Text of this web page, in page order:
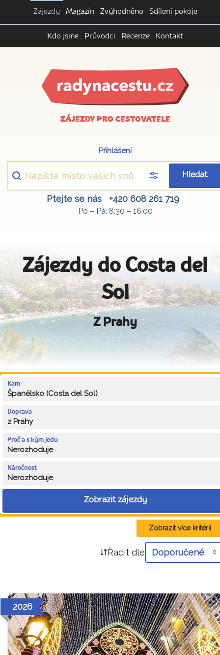
Zájezdy Magazín Zvýhodněno Sdílení pokoje
Kdo jsme Průvodci Recenze Kontakt
ZÁJEZDY PRO CESTOVATELE
Přihlášení
Hledat
Ptejte se nás +420 608 261 719
Po – Pá: 8:30 – 16:00
Zájezdy do Costa del
Sol
Z Prahy
Kam
Španělsko (Costa del Sol)
Doprava
z Prahy
Proč a s kým jedu
Nerozhoduje
Náročnost
Nerozhoduje
Zobrazit zájezdy
Zobrazit více kritérií
Řadit dle Doporučené
2026